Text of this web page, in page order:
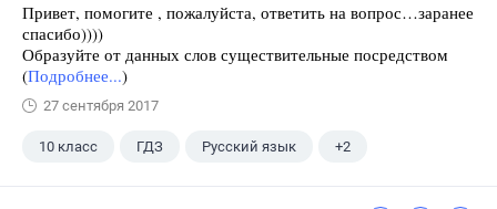
Привет, помогите , пожалуйста, ответить на вопрос…заранее
спасибо))))
Образуйте от данных слов существительные посредством
(Подробнее...)
27 сентября 2017
10 класс ГДЗ Русский язык +2